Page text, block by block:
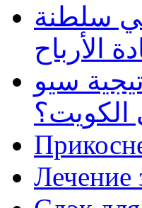
سلطنة
الأرباح
سيو
الكويت؟
Лечение